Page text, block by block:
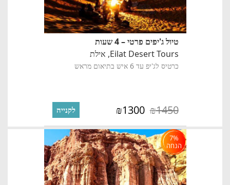
טיול ג'יפים פרטי – 4 שעות
Eilat Desert Tours, אילת
כרטיס לג'יפ עד 6 איש בתיאום מראש
₪1450
₪1300 לקנייה
7%
הנחה